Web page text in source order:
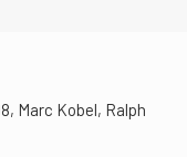
Marc Kobel, Ralph